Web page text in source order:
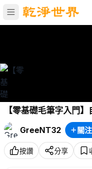
【零基礎毛筆字入門
【第十四節】左右結構
GreeNT32
關注
按讚 分享